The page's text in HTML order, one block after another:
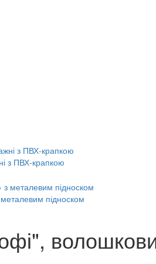
з ПВХ-крапкою
підноском